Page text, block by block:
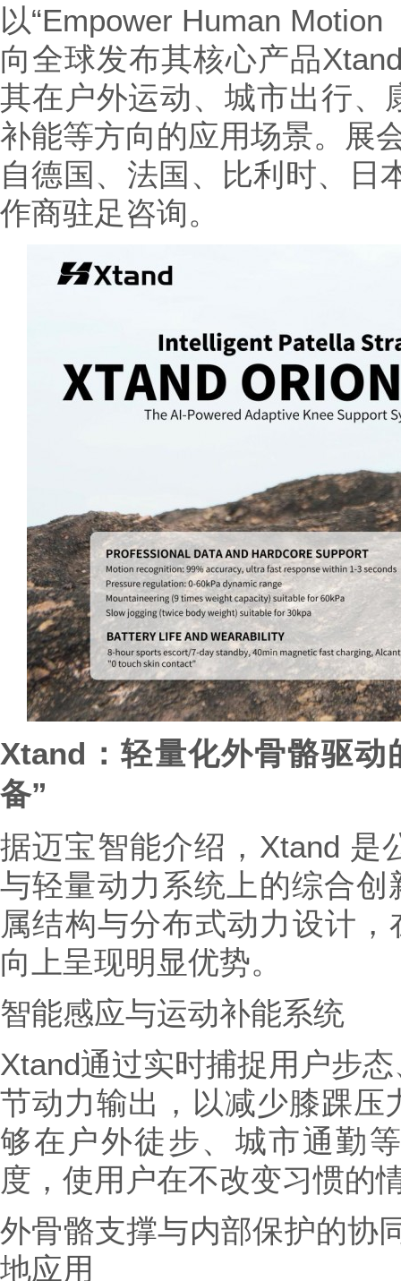
以“Empower Human
向全球发布其核心产品
其在户外运动、城市出行、
补能等方向的应用场景。展
自德国、法国、比利时、日
作商驻足咨询。
Xtand：轻量化外骨骼驱动
备”
据迈宝智能介绍，Xtand 是
与轻量动力系统上的综合
属结构与分布式动力设计，
向上呈现明显优势。
智能感应与运动补能系统
Xtand通过实时捕捉用户步
节动力输出，以减少膝踝压
够在户外徒步、城市通勤
度，使用户在不改变习惯的
外骨骼支撑与内部保护的协
地应用